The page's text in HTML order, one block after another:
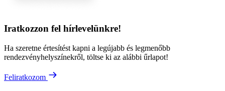
Iratkozzon fel hírlevelünkre!
Ha szeretne értesítést kapni a legújabb és legmenőbb
rendezvényhelyszínekről, töltse ki az alábbi űrlapot!
Feliratkozom